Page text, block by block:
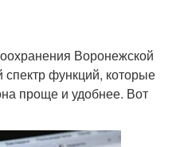
Воронежской
спектр функций, которые
проще и удобнее. Вот